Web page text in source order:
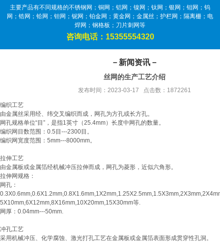
主要产品有不同规格的不锈钢网；铜网；铝网；镍网；钛网；银网；钼网；钨
网；锆网；铪网；钽网；铌网；铂金网；黄金网；金属丝；护栏网；隔离栅；电
焊网；钢格板；刀片刺网等
咨询电话：15355554320
－新闻资讯－
丝网的生产工艺介绍
发布时间：2023-03-17 点击数：1872261
编织工艺
由金属丝采用经、纬交叉编织而成，网孔为方孔或长方孔。
网孔规格单位“目”，是指1英寸（25.4mm）长度中网孔的数量。
编织网目数范围：0.5目---2300目。
编织网宽度范围：5mm---8000mm。
拉伸工艺
由金属板或金属箔经机械冲压拉伸而成，网孔为菱形，近似六角形。
拉伸网规格：
网孔：
5X10mm,6X12mm,8X16mm,10X20mm,15X30mm等.
网厚：0.04mm---50mm.
冲孔工艺
采用机械冲压、化学腐蚀、激光打孔工艺在金属板或金属箔表面形成贯穿性孔洞。